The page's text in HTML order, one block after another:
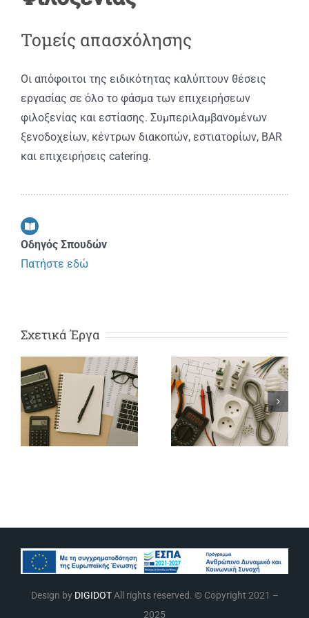
ΑΝΑΚΟΙΝΩΣΕΙΣ
ΠΡΑΚΤΙΚΗ ΑΣΚΗΣΗ
ΕΠΙΚΟΙΝΩΝΙΑ
Τομείς απασχόλησης
Οι απόφοιτοι της ειδικότητας καλύπτουν θέσεις
εργασίας σε όλο το φάσμα των επιχειρήσεων
φιλοξενίας και εστίασης. Συμπεριλαμβανομένων
ξενοδοχείων, κέντρων διακοπών, εστιατορίων, BAR
και επιχειρήσεις catering.
Οδηγός Σπουδών
Πατήστε εδώ
Σχετικά Έργα
Στέλεχος
Μηχανογραφημένου
Λογιστηρίου
–
Τεχνικός
Εσωτερικών
Ηλεκτρικών
Design by DIGIDOT All rights reserved. © Copyright 2021 –
2025